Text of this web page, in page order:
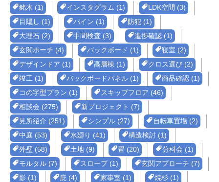
銘木 (1)
インスタグラム (1)
LDK空間 (3)
目隠し (1)
パイン (1)
防犯 (1)
大理石 (2)
中間検査 (3)
進捗確認 (1)
玄関ポーチ (4)
バックボード (1)
寝室 (2)
デザインドア (1)
高層棟 (1)
クロス選び (2)
竣工 (1)
バックボードパネル (1)
商品確認 (1)
コの字型プラン (1)
スキップフロア (46)
相談会 (275)
新プロジェクト (7)
見所紹介 (251)
シンプル (27)
自転車置場 (2)
中庭 (53)
水廻り (41)
構造検討 (1)
外壁 (58)
土地 (9) 畳 (20)
分科会 (1)
モルタル (7)
スロープ (1)
玄関アプローチ (7)
影 (1)
庇 (4) 家事室 (1)
焼杉 (1)